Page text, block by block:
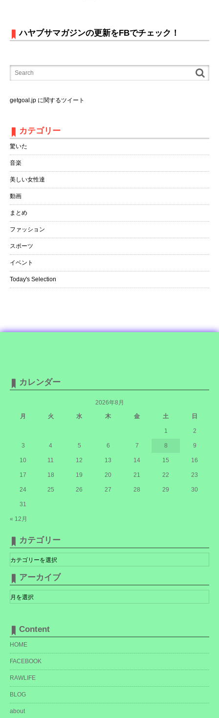
ハヤブサマガジンの更新をFBでチェック！
getgoal.jp に関するツイート
カテゴリー
驚いた
音楽
美しい女性達
動画
まとめ
ファッション
スポーツ
イベント
Today's Selection
カレンダー
2026年8月
月
火 水 木 金 土 日
« 12月
1 2
3 4 5 6 7 8 9
10 11 12 13 14 15 16
17 18 19 20 21 22 23
24 25 26 27 28 29 30
31
カテゴリー
カ
テ
ゴ
リ
アーカイブ
ア
ー
カ
Content
HOME
FACEBOOK
RAWLIFE
BLOG
about